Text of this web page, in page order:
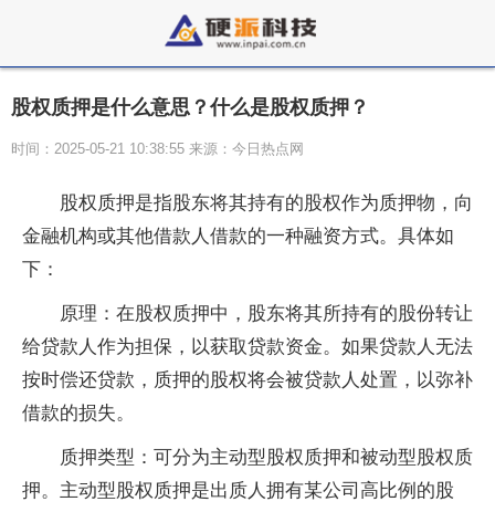
股权质押是什么意思？什么是股权质押？
时间：2025-05-21 10:38:55 来源：今日热点网
股权质押是指股东将其持有的股权作为质押物，向
金融机构或其他借款人借款的一种融资方式。具体如
下：
原理：在股权质押中，股东将其所持有的股份转让
给贷款人作为担保，以获取贷款资金。如果贷款人无法
按时偿还贷款，质押的股权将会被贷款人处置，以弥补
借款的损失。
质押类型：可分为主动型股权质押和被动型股权质
押。主动型股权质押是出质人拥有某公司高比例的股